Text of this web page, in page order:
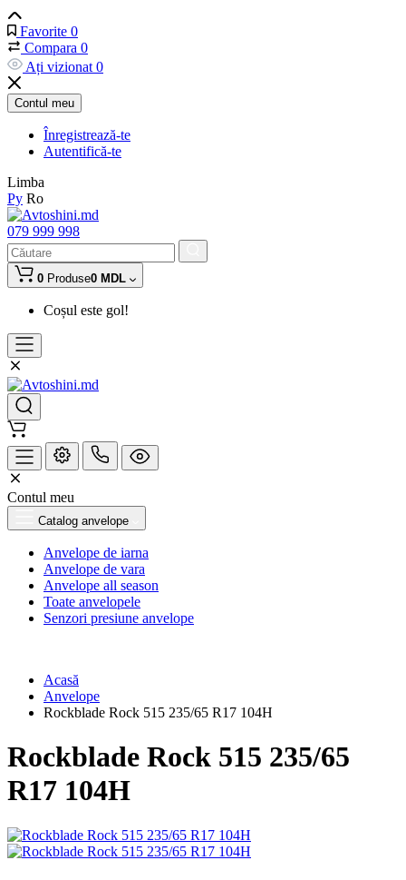
Favorite 0
Compara 0
Ați vizionat 0
Contul meu
Înregistrează-te
Autentifică-te
Limba
Ру Ro
079 999 998
0 Produse0 MDL
Coșul este gol!
Contul meu
Catalog anvelope
Anvelope de iarna
Anvelope de vara
Anvelope all season
Toate anvelopele
Senzori presiune anvelope
Acasă
Anvelope
Rockblade Rock 515 235/65 R17 104H
Rockblade Rock 515 235/65
R17 104H